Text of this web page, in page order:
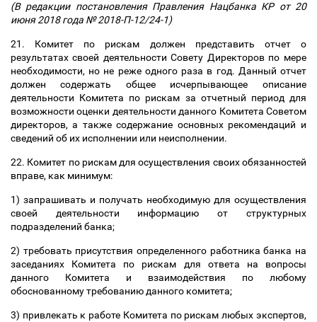
(В редакции постановления Правления Нацбанка КР от 20
июня 2018 года № 2018-П-12/24-1)
21. Комитет по рискам должен представить отчет о
результатах своей деятельности Совету Директоров по мере
необходимости, но не реже одного раза в год. Данный отчет
должен содержать общее исчерпывающее описание
деятельности Комитета по рискам за отчетный период для
возможности оценки деятельности данного Комитета Советом
директоров, а также содержание основных рекомендаций и
сведений об их исполнении или неисполнении.
22. Комитет по рискам для осуществления своих обязанностей
вправе, как минимум:
1) запрашивать и получать необходимую для осуществления
своей деятельности информацию от структурных
подразделений банка;
2) требовать присутствия определенного работника банка на
заседаниях Комитета по рискам для ответа на вопросы
данного Комитета и взаимодействия по любому
обоснованному требованию данного комитета;
3) привлекать к работе Комитета по рискам любых экспертов,